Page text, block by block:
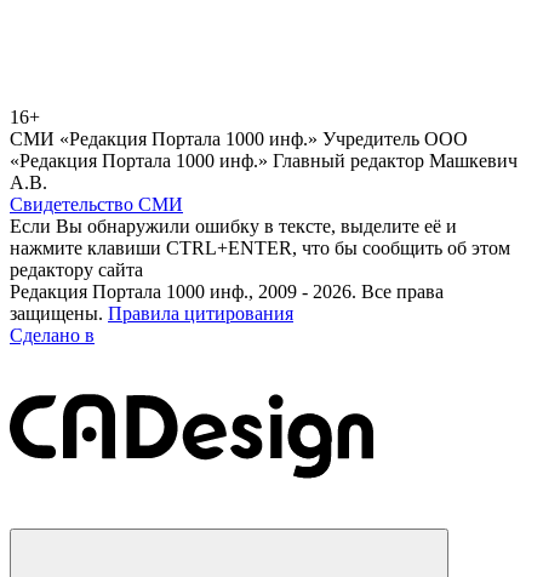
16+
СМИ «Редакция Портала 1000 инф.» Учредитель ООО
«Редакция Портала 1000 инф.» Главный редактор Машкевич
А.В.
Свидетельство СМИ
Если Вы обнаружили ошибку в тексте, выделите её и
нажмите клавиши CTRL+ENTER, что бы сообщить об этом
редактору сайта
Редакция Портала 1000 инф., 2009 - 2026. Все права
защищены. Правила цитирования
Сделано в